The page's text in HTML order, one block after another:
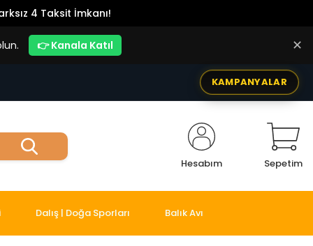
4 Taksit İmkanı!
👉 Kanala Katıl ✕
KAMPANYALAR
Hesabım Sepetim
Dalış | Doğa Sporları Balık Avı